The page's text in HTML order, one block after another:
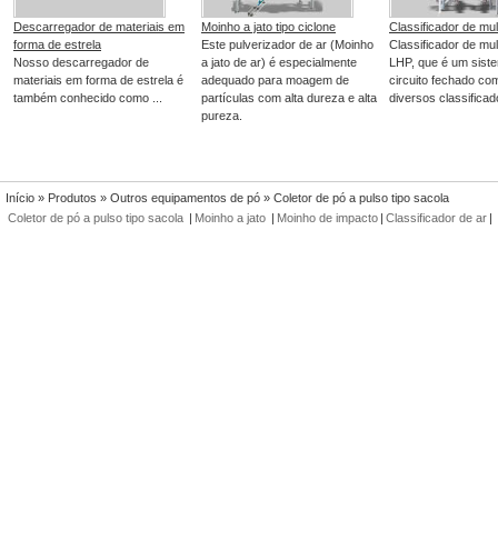
Descarregador de materiais em
forma de estrela
Nosso descarregador de
materiais em forma de estrela é
também conhecido como ...
Moinho a jato tipo ciclone
Este pulverizador de ar (Moinho
a jato de ar) é especialmente
adequado para moagem de
partículas com alta dureza e alta
pureza.
Classificador de
Classificador de
LHP, que é um
circuito fechado
diversos
Início » Produtos » Outros equipamentos de pó » Coletor de pó a pulso tipo sacola
Coletor de pó a pulso tipo sacola | Moinho a jato | Moinho de impacto | Classificador de ar |